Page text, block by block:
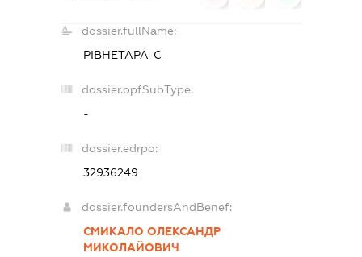
dossier.fullName:
РІВНЕТАРА-С
dossier.opfSubType:
-
dossier.edrpo:
32936249
dossier.foundersAndBenef:
СМИКАЛО ОЛЕКСАНДР
МИКОЛАЙОВИЧ